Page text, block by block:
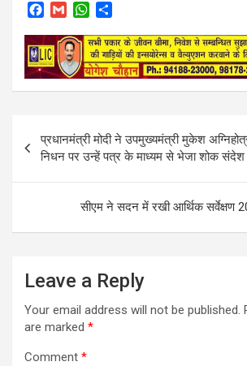
c
e
b
o
a
i
l
W
a
t
s
A
a
r
e
navigation
प्रधानमंत्री मोदी ने उपमुख्यमंत्री मुकेश
निधन पर उन्हें पत्र के माध्यम से भेजा शोक संदेश
सीएम ने सदन में रखी आर्थिक सर्वेक्षण
Leave a Reply
Your email address will not be published.
are marked *
Comment *